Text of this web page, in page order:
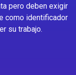
pero deben exigir
como identificador
su trabajo.